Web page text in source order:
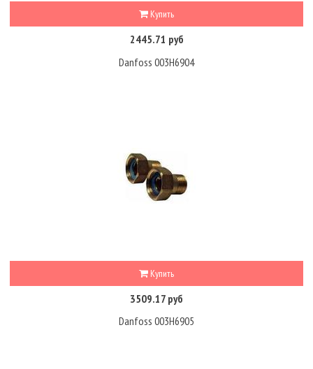
Купить
2445.71 руб
Danfoss 003H6904
Купить
3509.17 руб
Danfoss 003H6905